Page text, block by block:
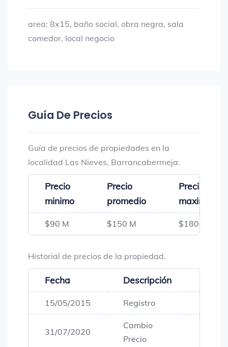
area: 8x15, baño social, obra negra, sala
comedor, local negocio
Guía De Precios
Guía de precios de propiedades en la
localidad Las Nieves, Barrancabermeja.
Precio
minimo
Precio
promedio
Precio
maximo
$90 M $150 M $180 M
Historial de precios de la propiedad.
Fecha Descripción
15/05/2015 Registro
31/07/2020
Cambio
Precio